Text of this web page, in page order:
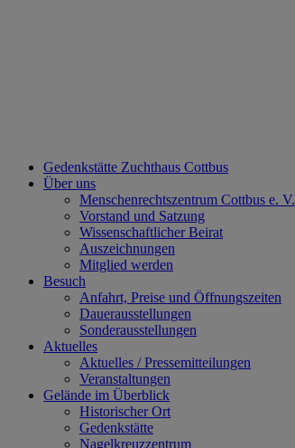
Gedenkstätte Zuchthaus Cottbus
Über uns
Menschenrechtszentrum Cottbus e. V.
Vorstand und Satzung
Wissenschaftlicher Beirat
Auszeichnungen
Mitglied werden
Besuch
Anfahrt, Preise und Öffnungszeiten
Dauerausstellungen
Sonderausstellungen
Aktuelles
Aktuelles / Pressemitteilungen
Veranstaltungen
Gelände im Überblick
Historischer Ort
Gedenkstätte
Nagelkreuzzentrum